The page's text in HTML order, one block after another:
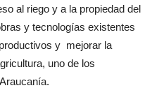
al riego y a la propiedad del
y tecnologías existentes
y mejorar la
uno de los